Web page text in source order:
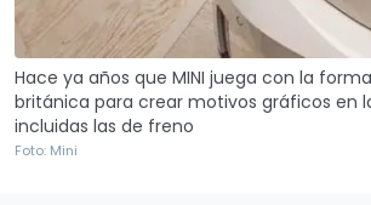
Hace ya años que MINI juega con la
británica para crear motivos gráficos en
incluidas las de freno
Foto: Mini